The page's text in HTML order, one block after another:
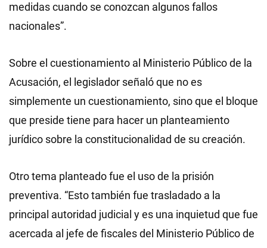
medidas cuando se conozcan algunos fallos
nacionales”.
Sobre el cuestionamiento al Ministerio Público de la
Acusación, el legislador señaló que no es
simplemente un cuestionamiento, sino que el bloque
que preside tiene para hacer un planteamiento
jurídico sobre la constitucionalidad de su creación.
Otro tema planteado fue el uso de la prisión
preventiva. “Esto también fue trasladado a la
principal autoridad judicial y es una inquietud que fue
acercada al jefe de fiscales del Ministerio Público de